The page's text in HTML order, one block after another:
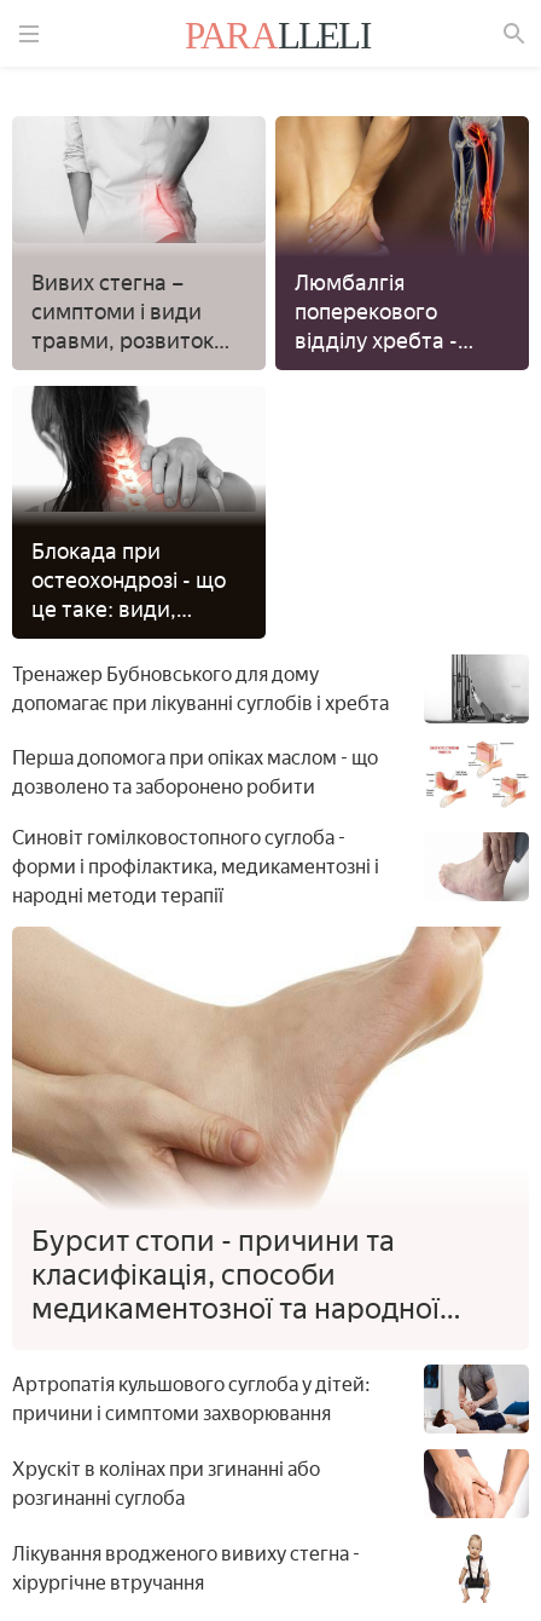
Вивих стегна –
симптоми і види
травми, розвиток
ускладнень
Люмбалгія
поперекового
відділу хребта -
усунення больового
Блокада при
остеохондрозі - що
це таке: види,
застосування
препаратів, як діє і
проводиться
зняття болю
Тренажер Бубновського для дому
допомагає при лікуванні суглобів і хребта
Перша допомога при опіках маслом - що
дозволено та заборонено робити
Синовіт гомілковостопного суглоба -
форми і профілактика, медикаментозні і
народні методи терапії
Бурсит стопи - причини та
класифікація, способи
медикаментозної та народної
Артропатія кульшового суглоба у дітей:
причини і симптоми захворювання
Хрускіт в колінах при згинанні або
розгинанні суглоба
Лікування вродженого вивиху стегна -
хірургічне втручання